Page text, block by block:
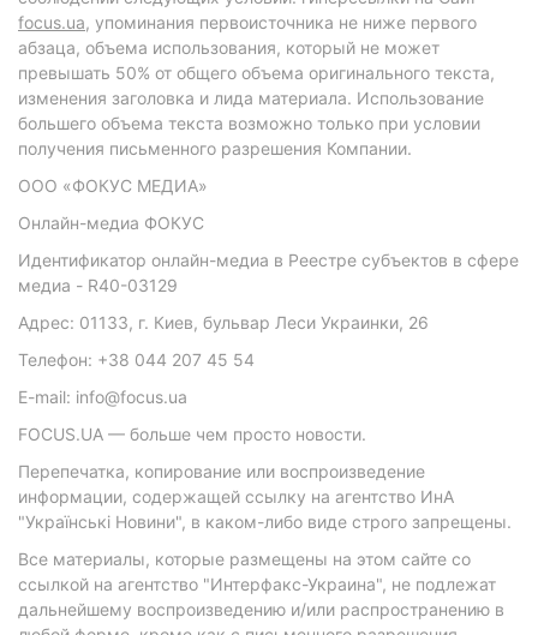
focus.ua, упоминания первоисточника не ниже первого
абзаца, объема использования, который не может
превышать 50% от общего объема оригинального текста,
изменения заголовка и лида материала. Использование
большего объема текста возможно только при условии
получения письменного разрешения Компании.
ООО «ФОКУС МЕДИА»
Онлайн-медиа ФОКУС
Идентификатор онлайн-медиа в Реестре субъектов в сфере
медиа - R40-03129
Адрес: 01133, г. Киев, бульвар Леси Украинки, 26
Телефон: +38 044 207 45 54
E-mail: info@focus.ua
FOCUS.UA — больше чем просто новости.
Перепечатка, копирование или воспроизведение
информации, содержащей ссылку на агентство ИнА
"Українські Новини", в каком-либо виде строго запрещены.
Все материалы, которые размещены на этом сайте со
ссылкой на агентство "Интерфакс-Украина", не подлежат
дальнейшему воспроизведению и/или распространению в